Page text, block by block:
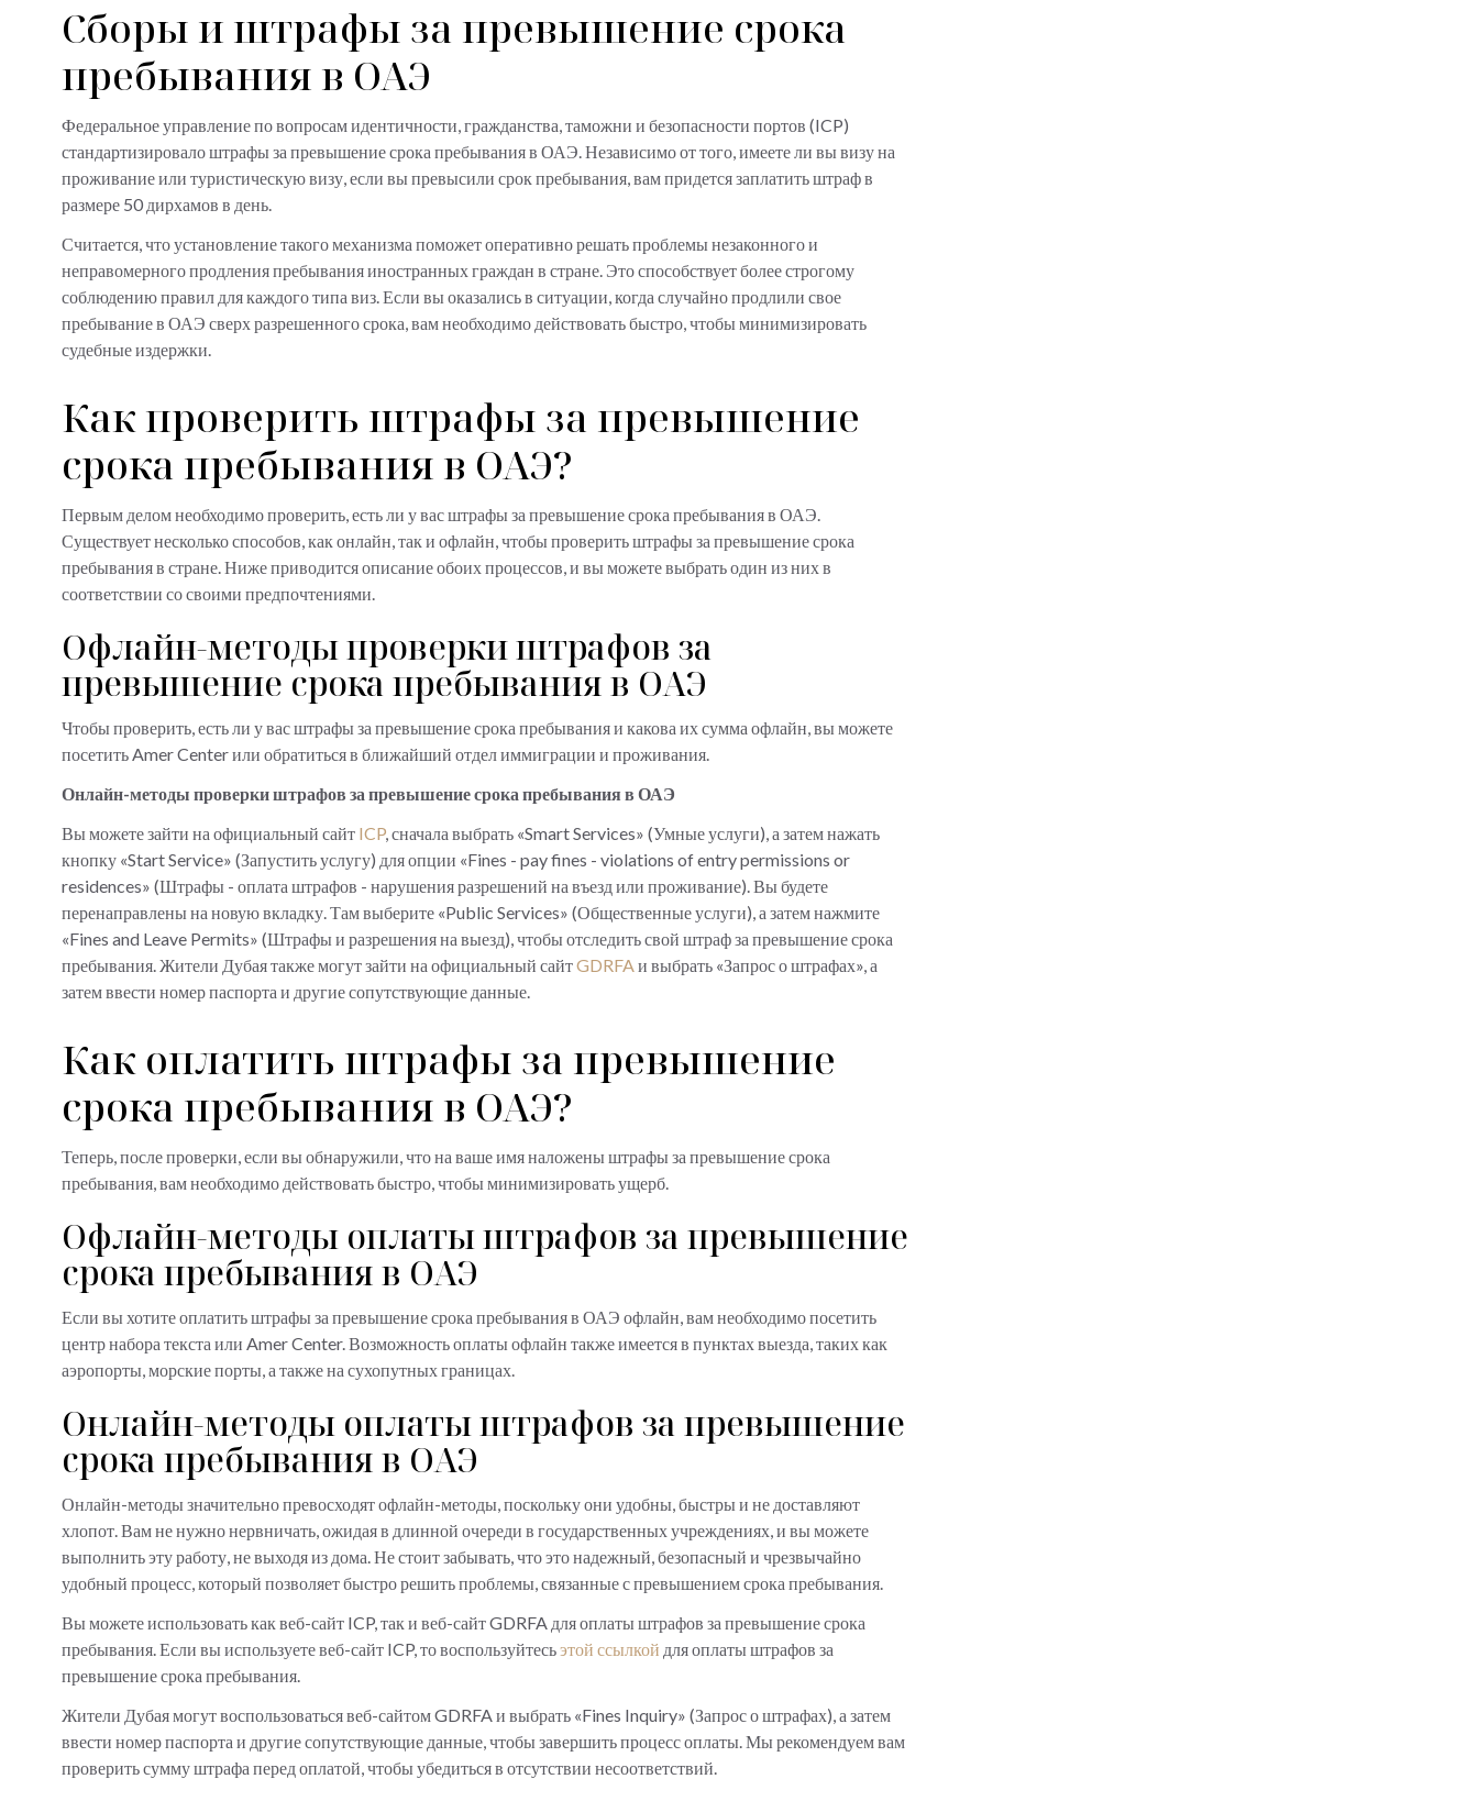
Сборы и штрафы за превышение срока
пребывания в ОАЭ
Федеральное управление по вопросам идентичности, гражданства, таможни и безопасности портов (ICP)
стандартизировало штрафы за превышение срока пребывания в ОАЭ. Независимо от того, имеете ли вы визу на
проживание или туристическую визу, если вы превысили срок пребывания, вам придется заплатить штраф в
размере 50 дирхамов в день.
Считается, что установление такого механизма поможет оперативно решать проблемы незаконного и
неправомерного продления пребывания иностранных граждан в стране. Это способствует более строгому
соблюдению правил для каждого типа виз. Если вы оказались в ситуации, когда случайно продлили свое
пребывание в ОАЭ сверх разрешенного срока, вам необходимо действовать быстро, чтобы минимизировать
судебные издержки.
Как проверить штрафы за превышение
срока пребывания в ОАЭ?
Первым делом необходимо проверить, есть ли у вас штрафы за превышение срока пребывания в ОАЭ.
Существует несколько способов, как онлайн, так и офлайн, чтобы проверить штрафы за превышение срока
пребывания в стране. Ниже приводится описание обоих процессов, и вы можете выбрать один из них в
соответствии со своими предпочтениями.
Офлайн-методы проверки штрафов за
превышение срока пребывания в ОАЭ
Чтобы проверить, есть ли у вас штрафы за превышение срока пребывания и какова их сумма офлайн, вы можете
посетить Amer Center или обратиться в ближайший отдел иммиграции и проживания.
Онлайн-методы проверки штрафов за превышение срока пребывания в ОАЭ
Вы можете зайти на официальный сайт ICP, сначала выбрать «Smart Services» (Умные услуги), а затем нажать
кнопку «Start Service» (Запустить услугу) для опции «Fines - pay fines - violations of entry permissions or
residences» (Штрафы - оплата штрафов - нарушения разрешений на въезд или проживание). Вы будете
перенаправлены на новую вкладку. Там выберите «Public Services» (Общественные услуги), а затем нажмите
«Fines and Leave Permits» (Штрафы и разрешения на выезд), чтобы отследить свой штраф за превышение срока
пребывания. Жители Дубая также могут зайти на официальный сайтGDRFAи выбрать «Запрос о штрафах», а
затем ввести номер паспорта и другие сопутствующие данные.
Как оплатить штрафы за превышение
срока пребывания в ОАЭ?
Теперь, после проверки, если вы обнаружили, что на ваше имя наложены штрафы за превышение срока
пребывания, вам необходимо действовать быстро, чтобы минимизировать ущерб.
Офлайн-методы оплаты штрафов за превышение
срока пребывания в ОАЭ
Если вы хотите оплатить штрафы за превышение срока пребывания в ОАЭ офлайн, вам необходимо посетить
центр набора текста или Amer Center. Возможность оплаты офлайн также имеется в пунктах выезда, таких как
аэропорты, морские порты, а также на сухопутных границах.
Онлайн-методы оплаты штрафов за превышение
срока пребывания в ОАЭ
Онлайн-методы значительно превосходят офлайн-методы, поскольку они удобны, быстры и не доставляют
хлопот. Вам не нужно нервничать, ожидая в длинной очереди в государственных учреждениях, и вы можете
выполнить эту работу, не выходя из дома. Не стоит забывать, что это надежный, безопасный и чрезвычайно
удобный процесс, который позволяет быстро решить проблемы, связанные с превышением срока пребывания.
Вы можете использовать как веб-сайт ICP, так и веб-сайт GDRFA для оплаты штрафов за превышение срока
пребывания. Если вы используете веб-сайт ICP, то воспользуйтесьэтой ссылкой для оплаты штрафов за
превышение срока пребывания.
Жители Дубая могут воспользоваться веб-сайтом GDRFA и выбрать «Fines Inquiry» (Запрос о штрафах), а затем
ввести номер паспорта и другие сопутствующие данные, чтобы завершить процесс оплаты. Мы рекомендуем вам
проверить сумму штрафа перед оплатой, чтобы убедиться в отсутствии несоответствий.